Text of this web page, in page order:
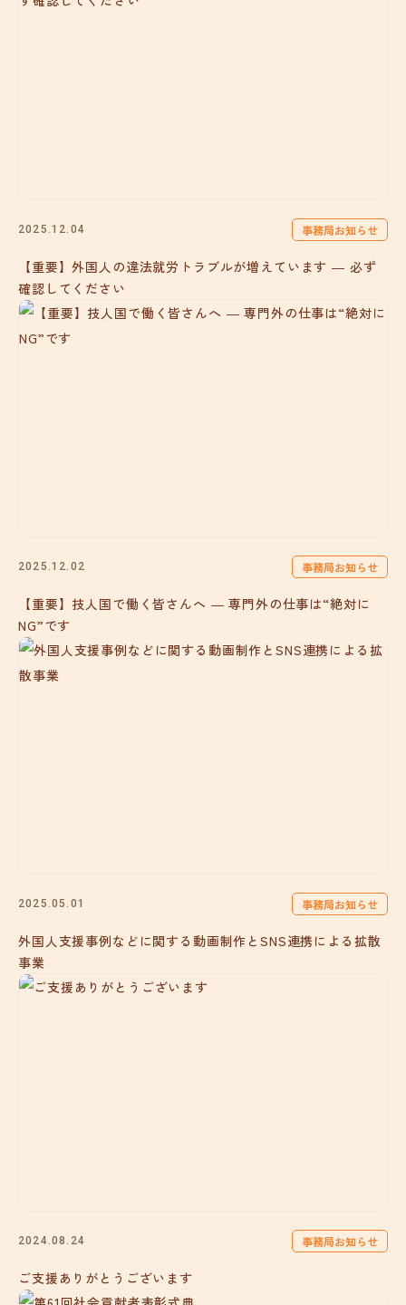
2025.12.04 事務局お知らせ
【重要】外国人の違法就労トラブルが増えています ― 必ず
確認してください
2025.12.02 事務局お知らせ
【重要】技人国で働く皆さんへ ― 専門外の仕事は“絶対に
NG”です
2025.05.01 事務局お知らせ
外国人支援事例などに関する動画制作とSNS連携による拡散
事業
2024.08.24 事務局お知らせ
ご支援ありがとうございます